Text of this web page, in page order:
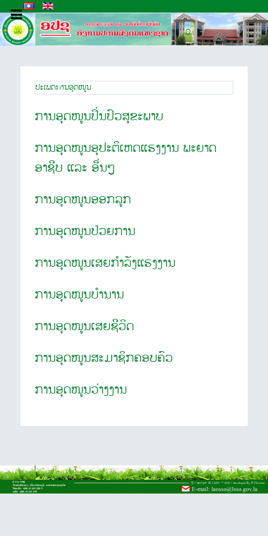
ປະເພດການອຸດໜູນ
ການອຸດໜູນປິ່ນປົວສຸຂະພາບ
ການອຸດໜູນອຸປະຕິເຫດແຮງງານ ພະຍາດ
ອາຊີບ ແລະ ອື່ນໆ
ການອຸດໜູນອອກລູກ
ການອຸດໜູນປ່ວຍການ
ການອຸດໜູນເສຍກຳລັງແຮງງານ
ການອຸດໜູນບຳນານ
ການອຸດໜູນເສຍຊີວິດ
ການອຸດໜູນສະມາຊິກຄອບຄົວ
ການອຸດໜູນວ່າງງານ